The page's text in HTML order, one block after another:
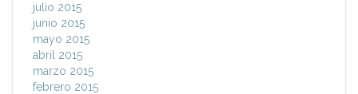
julio 2015
junio 2015
mayo 2015
abril 2015
marzo 2015
febrero 2015